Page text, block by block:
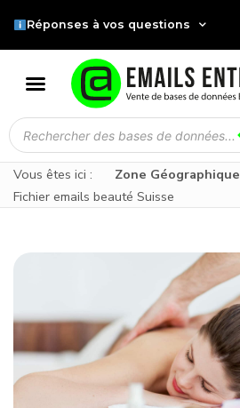
Réponses à vos questions
Vous êtes ici : Zone Géographique
Fichier emails beauté Suisse